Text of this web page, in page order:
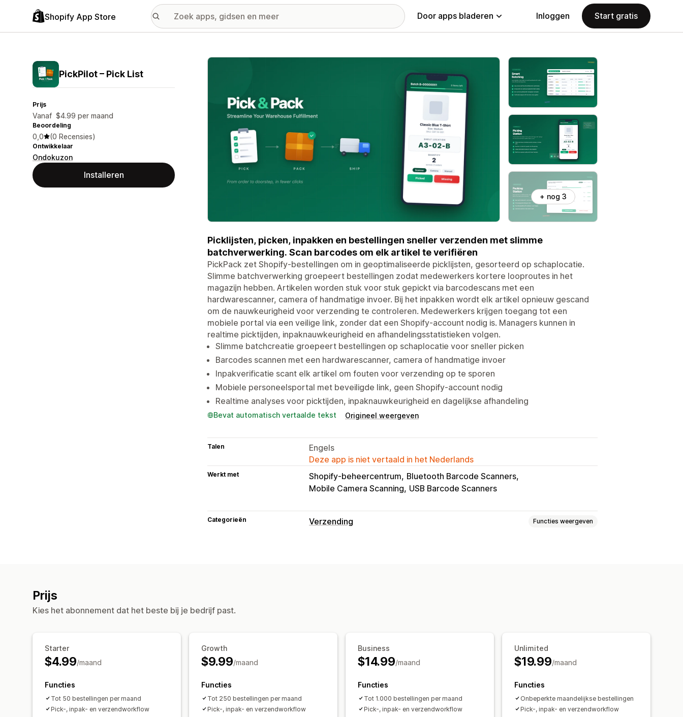
Shopify App Store Door apps bladeren Inloggen Start gratis
PickPilot – Pick List
Prijs
Vanaf $4.99 per maand
Beoordeling
0,0 (0 Recensies)
Ontwikkelaar
Ondokuzon
Installeren
Galerij met uitgelichte afbeeldingen
+ nog 3
Picklijsten, picken, inpakken en bestellingen sneller verzenden met slimme
batchverwerking. Scan barcodes om elk artikel te verifiëren
PickPack zet Shopify-bestellingen om in geoptimaliseerde picklijsten, gesorteerd op schaplocatie.
Slimme batchverwerking groepeert bestellingen zodat medewerkers kortere looproutes in het
magazijn hebben. Artikelen worden stuk voor stuk gepickt via barcodescans met een
hardwarescanner, camera of handmatige invoer. Bij het inpakken wordt elk artikel opnieuw gescand
om de nauwkeurigheid voor verzending te controleren. Medewerkers krijgen toegang tot een
mobiele portal via een veilige link, zonder dat een Shopify-account nodig is. Managers kunnen in
realtime picktijden, inpaknauwkeurigheid en afhandelingsstatistieken volgen.
Slimme batchcreatie groepeert bestellingen op schaplocatie voor sneller picken
Barcodes scannen met een hardwarescanner, camera of handmatige invoer
Inpakverificatie scant elk artikel om fouten voor verzending op te sporen
Mobiele personeelsportal met beveiligde link, geen Shopify-account nodig
Realtime analyses voor picktijden, inpaknauwkeurigheid en dagelijkse afhandeling
Bevat automatisch vertaalde tekst Origineel weergeven
Talen
Engels
Deze app is niet vertaald in het Nederlands
Werkt met Shopify-beheercentrum Bluetooth Barcode Scanners
Mobile Camera Scanning USB Barcode Scanners
Categorieën Verzending Functies weergeven
Prijs
Kies het abonnement dat het beste bij je bedrijf past.
Starter
$4.99/maand
Functies
Tot 50 bestellingen per maand
Pick-, inpak- en verzendworkflow
Growth
$9.99/maand
Functies
Tot 250 bestellingen per maand
Pick-, inpak- en verzendworkflow
Business
$14.99/maand
Functies
Tot 1.000 bestellingen per maand
Pick-, inpak- en verzendworkflow
Unlimited
$19.99/maand
Functies
Onbeperkte maandelijkse bestellingen
Pick-, inpak- en verzendworkflow